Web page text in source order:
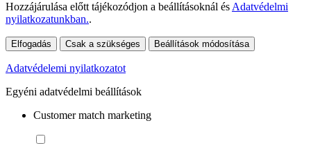
Hozzájárulása előtt tájékozódjon a beállításoknál és Adatvédelmi
nyilatkozatunkban..
Elfogadás Csak a szükséges Beállítások módosítása
Adatvédelemi nyilatkozatot
Egyéni adatvédelmi beállítások
Customer match marketing